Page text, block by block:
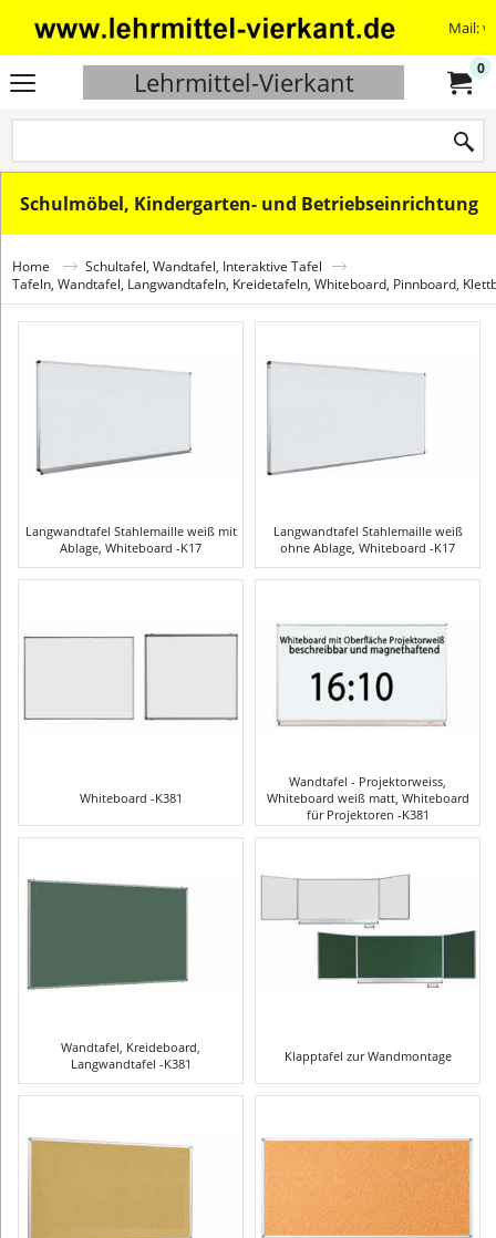
Mail:
Lehrmittel-Vierkant 0
Schulmöbel, Kindergarten- und Betriebseinrichtung
Home
Schultafel, Wandtafel, Interaktive Tafel
Tafeln, Wandtafel, Langwandtafeln, Kreidetafeln, Whiteboard, Pinnboard,
Langwandtafel Stahlemaille weiß mit
Ablage, Whiteboard -K17
Langwandtafel Stahlemaille weiß
ohne Ablage, Whiteboard -K17
Whiteboard -K381
Wandtafel - Projektorweiss,
Whiteboard weiß matt, Whiteboard
für Projektoren -K381
Wandtafel, Kreideboard,
Langwandtafel -K381
Klapptafel zur Wandmontage